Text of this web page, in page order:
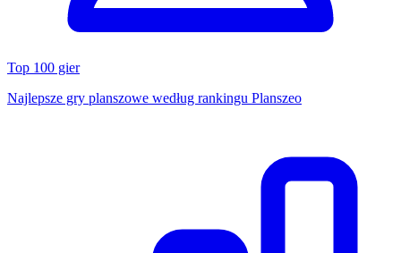
Top 100 gier
Najlepsze gry planszowe według rankingu Planszeo